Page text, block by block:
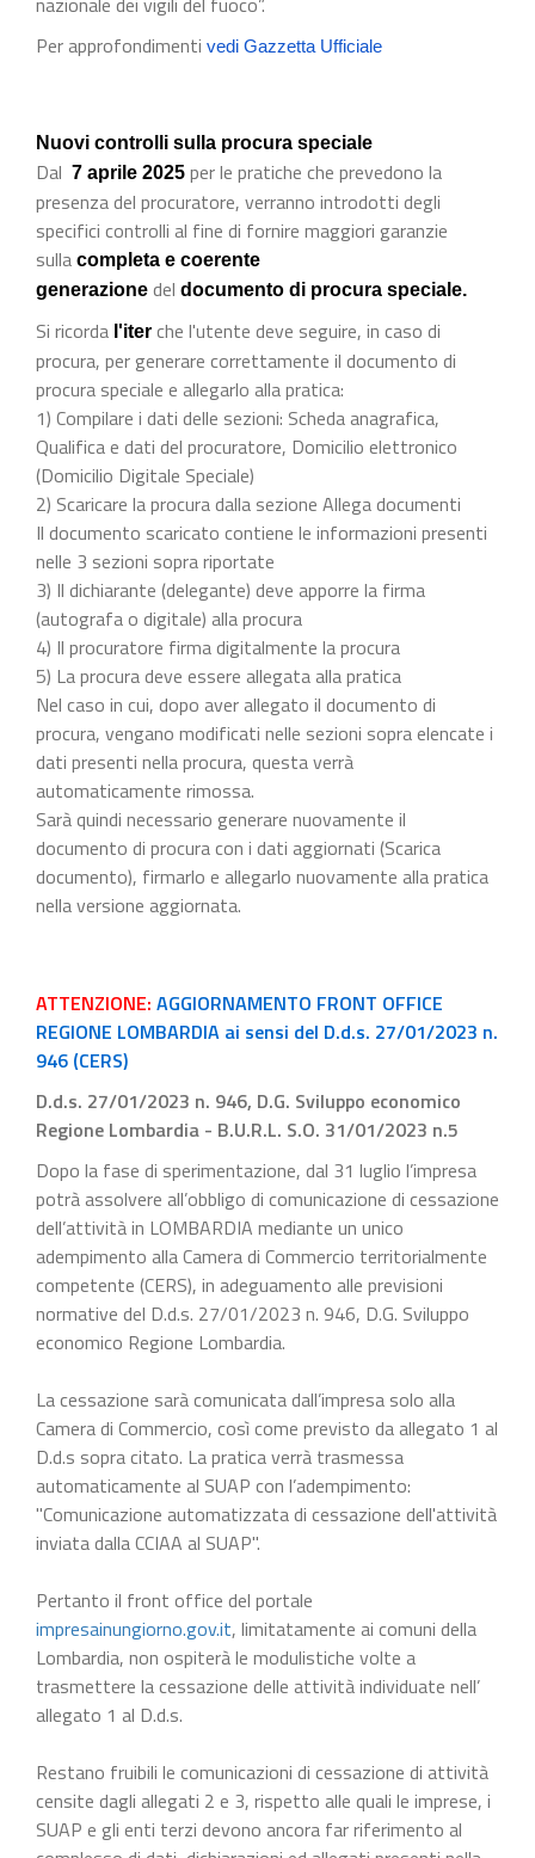
Per approfondimenti vedi Gazzetta Ufficiale
Nuovi controlli sulla procura speciale
Dal 7 aprile 2025 per le pratiche che prevedono la
presenza del procuratore, verranno introdotti degli
specifici controlli al fine di fornire maggiori garanzie
sulla completa e coerente
generazione del documento di procura speciale.
Si ricorda l'iter che l'utente deve seguire, in caso di
procura, per generare correttamente il documento di
procura speciale e allegarlo alla pratica:
1) Compilare i dati delle sezioni: Scheda anagrafica,
Qualifica e dati del procuratore, Domicilio elettronico
(Domicilio Digitale Speciale)
2) Scaricare la procura dalla sezione Allega documenti
Il documento scaricato contiene le informazioni presenti
nelle 3 sezioni sopra riportate
3) Il dichiarante (delegante) deve apporre la firma
(autografa o digitale) alla procura
4) Il procuratore firma digitalmente la procura
5) La procura deve essere allegata alla pratica
Nel caso in cui, dopo aver allegato il documento di
procura, vengano modificati nelle sezioni sopra elencate i
dati presenti nella procura, questa verrà
automaticamente rimossa.
Sarà quindi necessario generare nuovamente il
documento di procura con i dati aggiornati (Scarica
documento), firmarlo e allegarlo nuovamente alla pratica
nella versione aggiornata.
ATTENZIONE: AGGIORNAMENTO FRONT OFFICE
REGIONE LOMBARDIA ai sensi del D.d.s. 27/01/2023 n.
946 (CERS)
D.d.s. 27/01/2023 n. 946, D.G. Sviluppo economico
Regione Lombardia - B.U.R.L. S.O. 31/01/2023 n.5
Dopo la fase di sperimentazione, dal 31 luglio l’impresa
potrà assolvere all’obbligo di comunicazione di cessazione
dell’attività in LOMBARDIA mediante un unico
adempimento alla Camera di Commercio territorialmente
competente (CERS), in adeguamento alle previsioni
normative del D.d.s. 27/01/2023 n. 946, D.G. Sviluppo
economico Regione Lombardia.
La cessazione sarà comunicata dall’impresa solo alla
Camera di Commercio, così come previsto da allegato 1 al
D.d.s sopra citato. La pratica verrà trasmessa
automaticamente al SUAP con l’adempimento:
"Comunicazione automatizzata di cessazione dell'attività
inviata dalla CCIAA al SUAP".
Pertanto il front office del portale
impresainungiorno.gov.it, limitatamente ai comuni della
Lombardia, non ospiterà le modulistiche volte a
trasmettere la cessazione delle attività individuate nell’
allegato 1 al D.d.s.
Restano fruibili le comunicazioni di cessazione di attività
censite dagli allegati 2 e 3, rispetto alle quali le imprese, i
SUAP e gli enti terzi devono ancora far riferimento al